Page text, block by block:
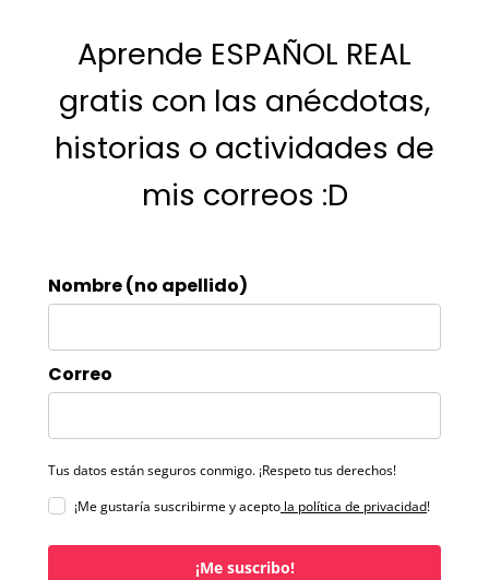
Aprende ESPAÑOL REAL
gratis con las anécdotas,
historias o actividades de
mis correos :D
Nombre (no apellido)
Correo
Tus datos están seguros conmigo. ¡Respeto tus derechos!
¡Me gustaría suscribirme y acepto la política de privacidad!
¡Me suscribo!